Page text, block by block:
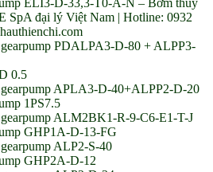
đại lý Việt Nam | Hotline: 0932
PDALPA3-D-80 + ALPP3-
0.5
APLA3-D-40+ALPP2-D-20
1PS7.5
ALM2BK1-R-9-C6-E1-T-J
GHP1A-D-13-FG
ALP2-S-40
GHP2A-D-12